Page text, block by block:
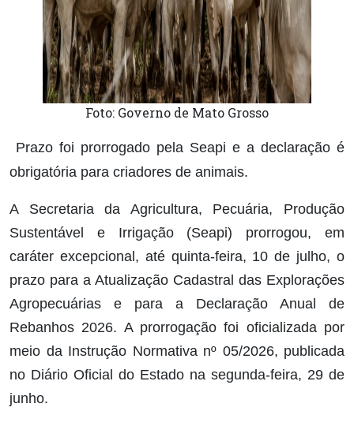
Foto: Governo de Mato Grosso
Prazo foi prorrogado pela Seapi e a declaração é
obrigatória para criadores de animais.
A Secretaria da Agricultura, Pecuária, Produção
Sustentável e Irrigação (Seapi) prorrogou, em
caráter excepcional, até quinta-feira, 10 de julho, o
prazo para a Atualização Cadastral das Explorações
Agropecuárias e para a Declaração Anual de
Rebanhos 2026. A prorrogação foi oficializada por
meio da Instrução Normativa nº 05/2026, publicada
no Diário Oficial do Estado na segunda-feira, 29 de
junho.